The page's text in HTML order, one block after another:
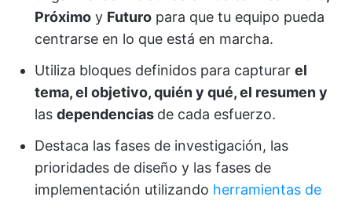
Próximo y Futuro para que tu equipo pueda
centrarse en lo que está en marcha.
Utiliza bloques definidos para capturar el
tema, el objetivo, quién y qué, el resumen y
las dependencias de cada esfuerzo.
Destaca las fases de investigación, las
prioridades de diseño y las fases de
implementación utilizando herramientas de